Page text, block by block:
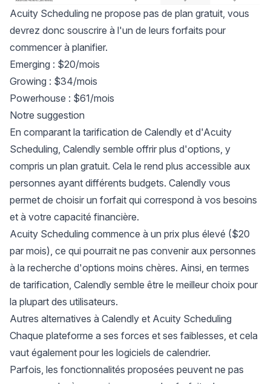
Acuity Scheduling ne propose pas de plan gratuit, vous
devrez donc souscrire à l'un de leurs forfaits pour
commencer à planifier.
Emerging : $20/mois
Growing : $34/mois
Powerhouse : $61/mois
Notre suggestion
En comparant la tarification de Calendly et d'Acuity
Scheduling, Calendly semble offrir plus d'options, y
compris un plan gratuit. Cela le rend plus accessible aux
personnes ayant différents budgets. Calendly vous
permet de choisir un forfait qui correspond à vos besoins
et à votre capacité financière.
Acuity Scheduling commence à un prix plus élevé ($20
par mois), ce qui pourrait ne pas convenir aux personnes
à la recherche d'options moins chères. Ainsi, en termes
de tarification, Calendly semble être le meilleur choix pour
la plupart des utilisateurs.
Autres alternatives à Calendly et Acuity Scheduling
Chaque plateforme a ses forces et ses faiblesses, et cela
vaut également pour les logiciels de calendrier.
Parfois, les fonctionnalités proposées peuvent ne pas